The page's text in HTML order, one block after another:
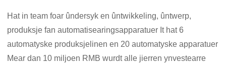
Hat in team foar ûndersyk en ûntwikkeling, ûntwerp,
produksje fan automatisearingsapparatuer It hat 6
automatyske produksjelinen en 20 automatyske apparatuer
Mear dan 10 miljoen RMB wurdt alle jierren ynvestearre